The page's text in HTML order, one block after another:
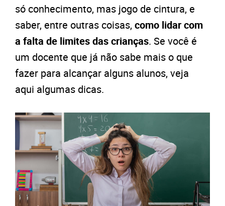
só conhecimento, mas jogo de cintura, e
saber, entre outras coisas, como lidar com
a falta de limites das crianças. Se você é
um docente que já não sabe mais o que
fazer para alcançar alguns alunos, veja
aqui algumas dicas.